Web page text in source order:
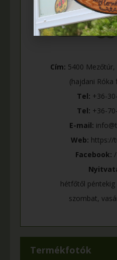
Cím: 5400 Mezőtúr,
(hajdani Róka
Tel: +36-
Tel: +36-
E-mail:
Web: https://
Facebook:
hétfőtől péntekig
szombat,
Termékfotók